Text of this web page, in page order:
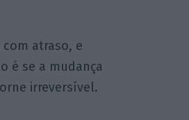
atraso, e
é se a mudança
irreversível.